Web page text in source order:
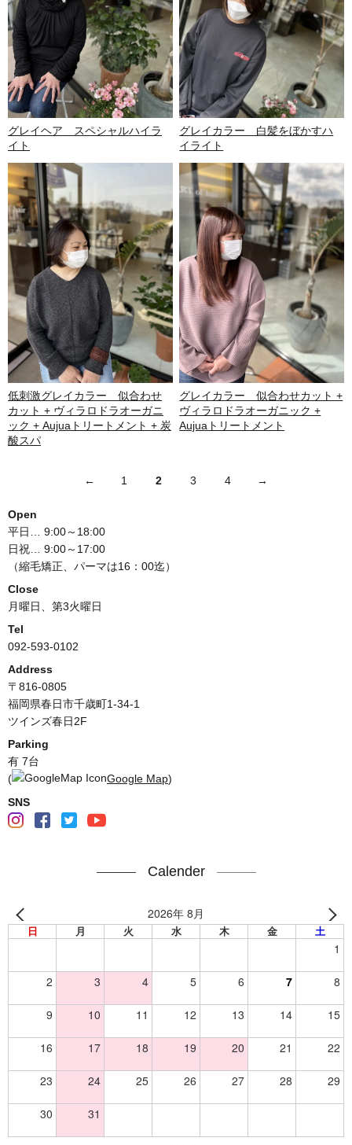
グレイヘア スペシャルハイラ
イト
グレイカラー 白髪をぼかすハ
イライト
低刺激グレイカラー 似合わせ
カット + ヴィラロドラオーガニ
ック + Aujuaトリートメント + 炭
酸スパ
グレイカラー 似合わせカット +
ヴィラロドラオーガニック +
Aujuaトリートメント
← 1 2 3 4 →
Open
平日… 9:00～18:00
日祝… 9:00～17:00
（縮毛矯正、パーマは16：00迄）
Close
月曜日、第3火曜日
Tel
092-593-0102
Address
〒816-0805
福岡県春日市千歳町1-34-1
ツインズ春日2F
Parking
有 7台
(
Google Map)
SNS
Calender
2026年 8月
日 月 火 水 木 金 土
1
2 3 4 5 6 7 8
9 10 11 12 13 14 15
16 17 18 19 20 21 22
23 24 25 26 27 28 29
30 31